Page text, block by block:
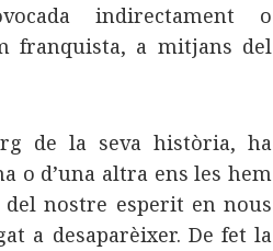
indirectament o
franquista, a mitjans del
de la seva història, ha
o d’una altra ens les hem
nostre esperit en nous
a desaparèixer. De fet la